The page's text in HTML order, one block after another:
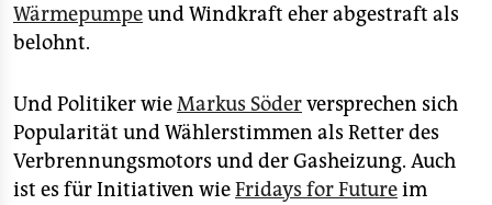
Wärmepumpeund Windkraft eher abgestraft als
belohnt.
Und Politiker wieMarkus Söderversprechen sich
Popularität und Wählerstimmen als Retter des
Verbrennungsmotors und der Gasheizung. Auch
ist es für Initiativen wieFridays for Futureim